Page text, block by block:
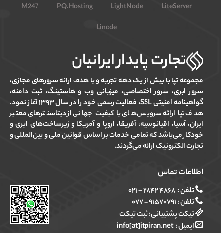
M247
PQ.Hosting LightNode
LiteServer
Linode
تجارت پایدار ایرانیان
مجموعه تپا با بیش از یک دهه تجربه و با هدف ارائه سرورهای مجازی،
سرور ابری، سرور اختصاصی، میزبانی وب و هاستینگ، ثبت دامنه،
گواهینامه امنیتی SSL، فعالیت رسمی خود را در سال ۱۳۹۳ آغاز نمود.
هدف تپا ارائه سرویس‌های با کیفیت جهانی از دیتاسنترهای معتبر
ایران، آسیا، اقیانوسیه، آفریقا، اروپا و آمریکا و زیرساخت‌های ابری و
خودکار می‌باشد که تمامی خدمات بر اساس قوانین ملی و بین‌المللی و
تجارت الکترونیک ارائه می‌گردند.
اطلاعات تماس
تلفن :۴۸۶۸ ۲۸۴۲ – ۰۲۱
تلفن :۹۱۵۷۰۷۹۱ – ۰۷۷
تیکت پشتیبانی:ثبت تیکت
ایمیل : info[at]itpiran.net